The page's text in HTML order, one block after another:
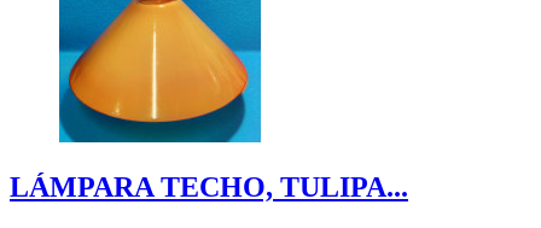
LÁMPARA TECHO, TULIPA...